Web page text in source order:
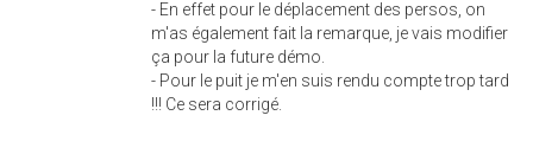
- En effet pour le déplacement des persos, on
m'as également fait la remarque, je vais modifier
ça pour la future démo.
- Pour le puit je m'en suis rendu compte trop tard
!!! Ce sera corrigé.